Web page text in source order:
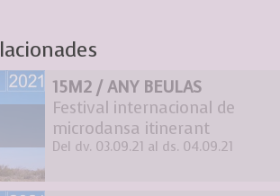
15M2 / ANY BEULAS
Festival internacional de
microdansa itinerant
Del dv. 03.09.21 al ds. 04.09.21